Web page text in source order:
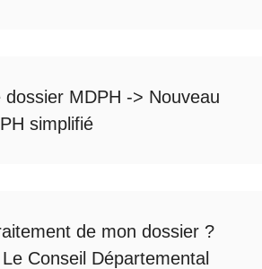
MDPH -> Nouveau
simplifié
de mon dossier ?
Le Conseil Départemental